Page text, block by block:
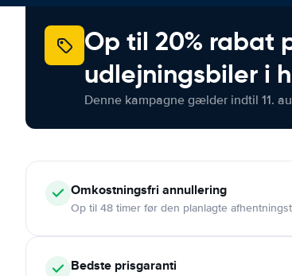
Op til 20% rabat
udlejningsbiler i
Denne kampagne gælder indtil 11.
Omkostningsfri annullering
Op til 48 timer før den planlagte
Bedste prisgaranti